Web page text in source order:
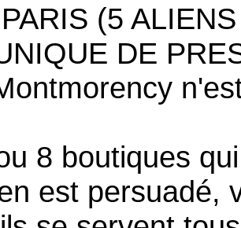
(5
DE
8 boutiques
est persuadé,